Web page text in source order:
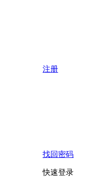
注册
找回密码
快速登录